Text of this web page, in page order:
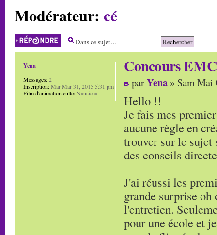
Modérateur: cé
Répondre
Concours
parYena » Sam Mai
Hello !!
Je fais mes
aucune règle en
trouver sur le sujet
des conseils
J'ai réussi les
grande surprise
l'entretien.
pour une école et
Yena
Messages:2
Inscription:Mar Mar 31, 2015 5:31 pm
Film d'animation culte:Nausicaa